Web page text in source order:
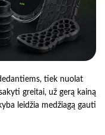
tiek nuolat
greitai, už gerą kainą
leidžia medžiagą gauti